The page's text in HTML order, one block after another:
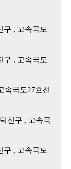
구 , 고속국도
구 , 고속국도
속국도27호선
진구 , 고속국
구 , 고속국도